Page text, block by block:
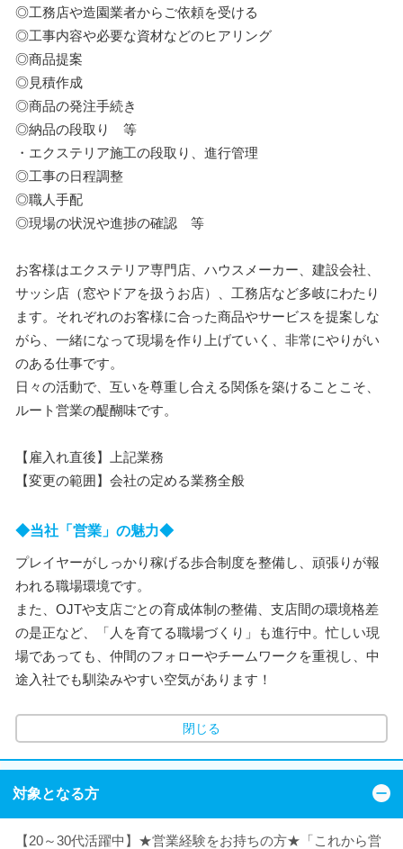
◎工務店や造園業者からご依頼を受ける
◎工事内容や必要な資材などのヒアリング
◎商品提案
◎見積作成
◎商品の発注手続き
◎納品の段取り 等
・エクステリア施工の段取り、進行管理
◎工事の日程調整
◎職人手配
◎現場の状況や進捗の確認 等
お客様はエクステリア専門店、ハウスメーカー、建設会社、
サッシ店（窓やドアを扱うお店）、工務店など多岐にわたり
ます。それぞれのお客様に合った商品やサービスを提案しな
がら、一緒になって現場を作り上げていく、非常にやりがい
のある仕事です。
日々の活動で、互いを尊重し合える関係を築けることこそ、
ルート営業の醍醐味です。
【雇入れ直後】上記業務
【変更の範囲】会社の定める業務全般
◆当社「営業」の魅力◆
プレイヤーがしっかり稼げる歩合制度を整備し、頑張りが報
われる職場環境です。
また、OJTや支店ごとの育成体制の整備、支店間の環境格差
の是正など、「人を育てる職場づくり」も進行中。忙しい現
場であっても、仲間のフォローやチームワークを重視し、中
途入社でも馴染みやすい空気があります！
閉じる
対象となる方
【20～30代活躍中】★営業経験をお持ちの方★「これから営